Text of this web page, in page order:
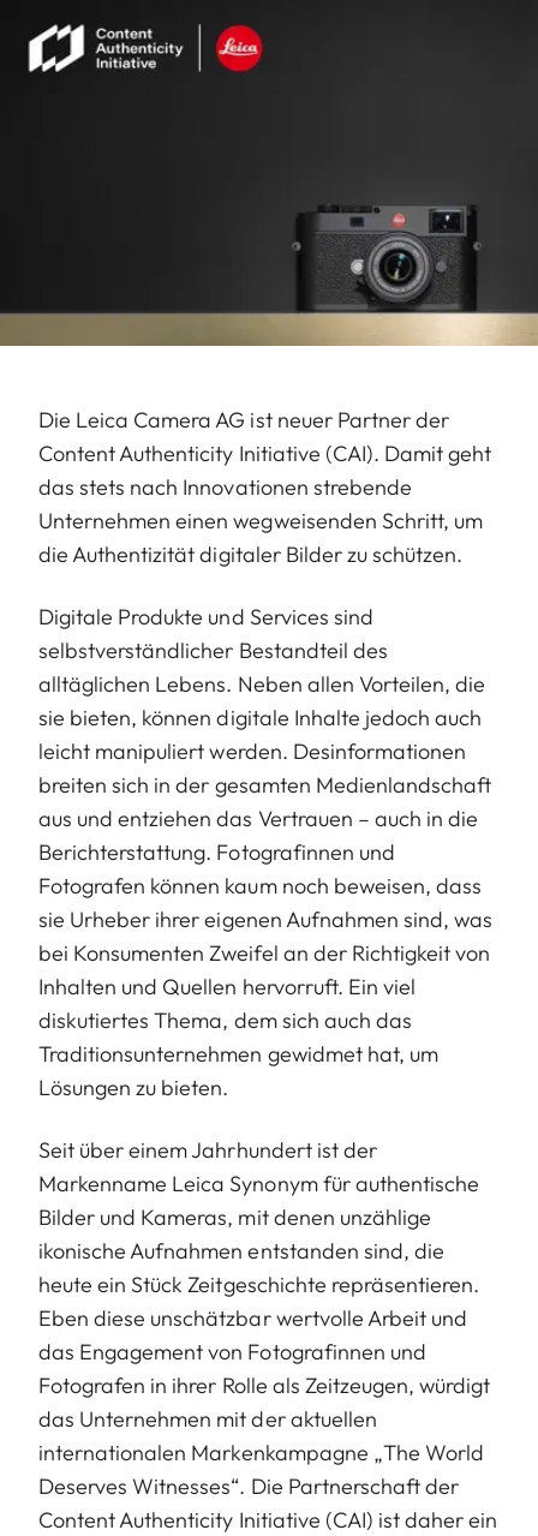
Die Leica Camera AG ist neuer Partner der
Content Authenticity Initiative (CAI). Damit geht
das stets nach Innovationen strebende
Unternehmen einen wegweisenden Schritt, um
die Authentizität digitaler Bilder zu schützen.
Digitale Produkte und Services sind
selbstverständlicher Bestandteil des
alltäglichen Lebens. Neben allen Vorteilen, die
sie bieten, können digitale Inhalte jedoch auch
leicht manipuliert werden. Desinformationen
breiten sich in der gesamten Medienlandschaft
aus und entziehen das Vertrauen – auch in die
Berichterstattung. Fotografinnen und
Fotografen können kaum noch beweisen, dass
sie Urheber ihrer eigenen Aufnahmen sind, was
bei Konsumenten Zweifel an der Richtigkeit von
Inhalten und Quellen hervorruft. Ein viel
diskutiertes Thema, dem sich auch das
Traditionsunternehmen gewidmet hat, um
Lösungen zu bieten.
Seit über einem Jahrhundert ist der
Markenname Leica Synonym für authentische
Bilder und Kameras, mit denen unzählige
ikonische Aufnahmen entstanden sind, die
heute ein Stück Zeitgeschichte repräsentieren.
Eben diese unschätzbar wertvolle Arbeit und
das Engagement von Fotografinnen und
Fotografen in ihrer Rolle als Zeitzeugen, würdigt
das Unternehmen mit der aktuellen
internationalen Markenkampagne „The World
Deserves Witnesses“. Die Partnerschaft der
Content Authenticity Initiative (CAI) ist daher ein